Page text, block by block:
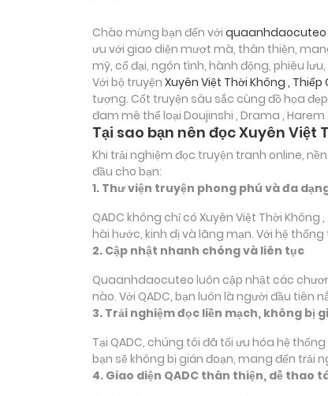
Chào mừng bạn đến với quaanhdaocuteo
ưu với giao diện mượt mà, thân thiện,
mỹ, cổ đại, ngôn tình, hành động, phiêu
Với bộ truyện Xuyên Việt Thời Không ,
tượng. Cốt truyện sâu sắc cùng đồ họa
đam mê thể loại Doujinshi , Drama ,
Tại sao bạn nên đọc Xuyên Việt
Khi trải nghiệm đọc truyện tranh online,
đầu cho bạn:
1. Thư viện truyện phong phú và đa
QADC không chỉ có Xuyên Việt Thời
hài hước, kinh dị và lãng mạn. Với hệ
2. Cập nhật nhanh chóng và liên tục
Quaanhdaocuteo luôn cập nhật các
nào. Với QADC, bạn luôn là người đầu tiên
3. Trải nghiệm đọc liền mạch, không bị
Tại QADC, chúng tôi đã tối ưu hóa hệ
bạn sẽ không bị gián đoạn, mang đến trải
4. Giao diện QADC thân thiện, dễ thao